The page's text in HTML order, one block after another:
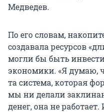
Медведев.
По его словам,
создавала ресурсов
могли бы быть
экономики. «Я думаю,
та система, которая
мы ни делали
денег, она не